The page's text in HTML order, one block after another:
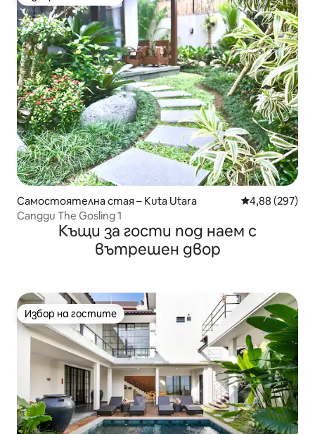
Самостоятелна стая – Kuta Utara Средна
4,88 (297)
Canggu The Gosling 1
Къщи за гости под наем с
вътрешен двор
Избор на гостите
Избор на гостите